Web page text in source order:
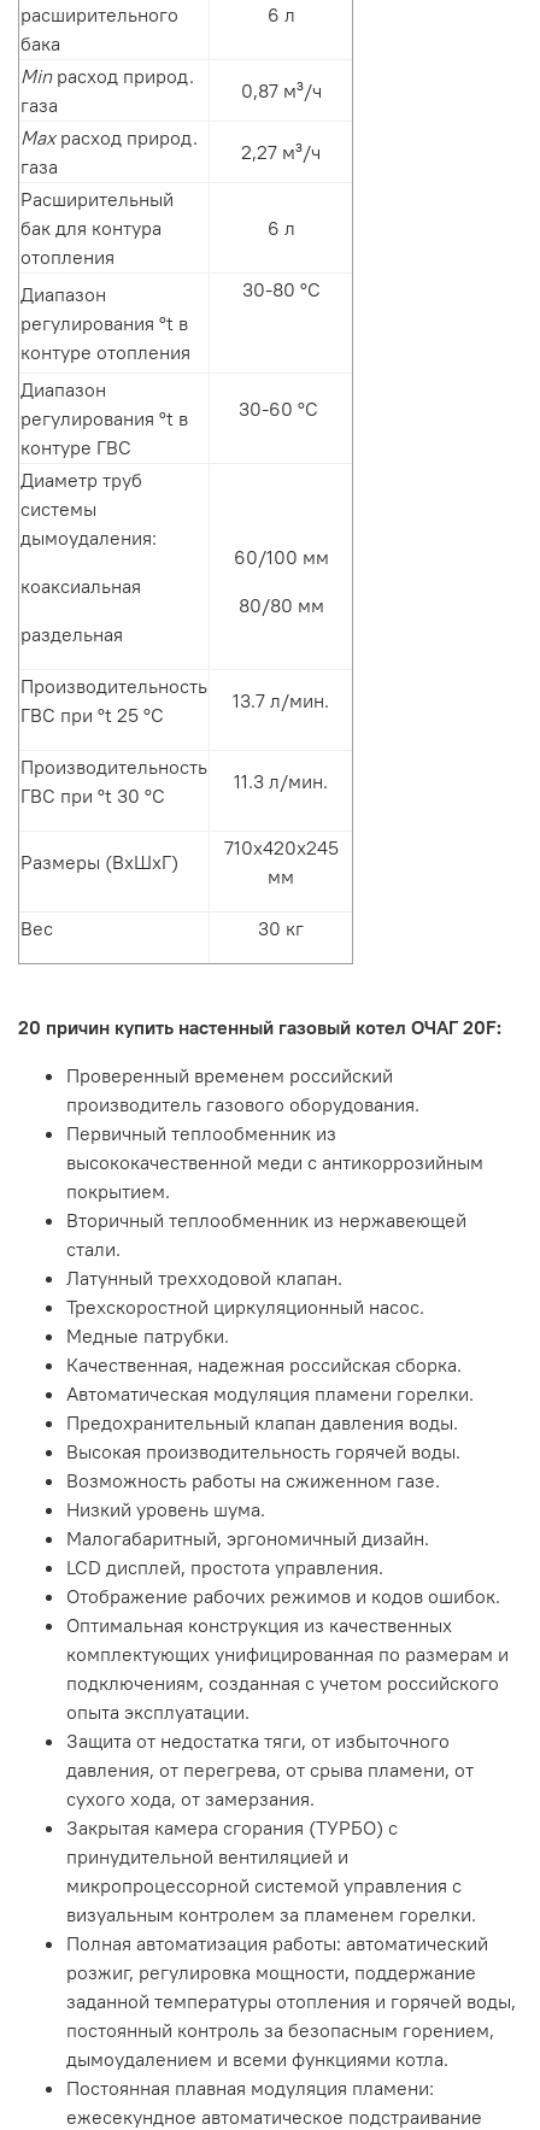
расширительного
бака
6 л
Minрасход природ.
газа
0,87 м³/ч
Мах расход природ.
газа
2,27 м³/ч
Расширительный
бак для контура
отопления
6 л
Диапазон
регулирования °t в
контуре отопления
30-80 °С
Диапазон
регулирования °t в
контуре ГВС
30-60 °С
Диаметр труб
системы
дымоудаления:
коаксиальная
раздельная
60/100 мм
80/80 мм
Производительность
ГВС при °t 25 °С
13.7 л/мин.
Производительность
ГВС при °t 30 °С
11.3 л/мин.
Размеры (ВхШхГ)
710х420х245
мм
Вес 30 кг
20 причин купить настенный газовый котел ОЧАГ 20F:
Проверенный временем российский
производитель газового оборудования.
Первичный теплообменник из
высококачественной меди с антикоррозийным
покрытием.
Вторичный теплообменник из нержавеющей
стали.
Латунный трехходовой клапан.
Трехскоростной циркуляционный насос.
Медные патрубки.
Качественная, надежная российская сборка.
Автоматическая модуляция пламени горелки.
Предохранительный клапан давления воды.
Высокая производительность горячей воды.
Возможность работы на сжиженном газе.
Низкий уровень шума.
Малогабаритный, эргономичный дизайн.
LCD дисплей, простота управления.
Отображение рабочих режимов и кодов ошибок.
Оптимальная конструкция из качественных
комплектующих унифицированная по размерам и
подключениям, созданная с учетом российского
опыта эксплуатации.
Защита от недостатка тяги, от избыточного
давления, от перегрева, от срыва пламени, от
сухого хода, от замерзания.
Закрытая камера сгорания (ТУРБО) с
принудительной вентиляцией и
микропроцессорной системой управления с
визуальным контролем за пламенем горелки.
Полная автоматизация работы: автоматический
розжиг, регулировка мощности, поддержание
заданной температуры отопления и горячей воды,
постоянный контроль за безопасным горением,
дымоудалением и всеми функциями котла.
Постоянная плавная модуляция пламени:
ежесекундное автоматическое подстраивание